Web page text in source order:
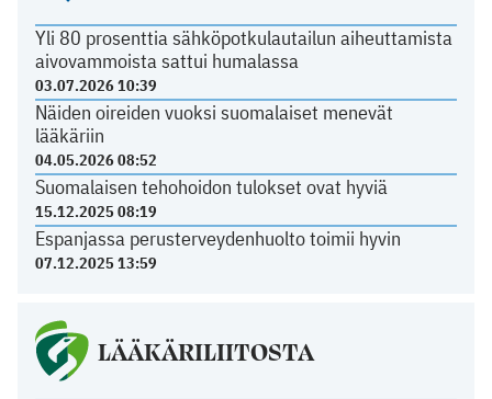
Yli 80 prosenttia sähköpotkulautailun aiheuttamista
aivovammoista sattui humalassa
03.07.2026 10:39
Näiden oireiden vuoksi suomalaiset menevät
lääkäriin
04.05.2026 08:52
Suomalaisen tehohoidon tulokset ovat hyviä
15.12.2025 08:19
Espanjassa perusterveydenhuolto toimii hyvin
07.12.2025 13:59
LÄÄKÄRILIITOSTA